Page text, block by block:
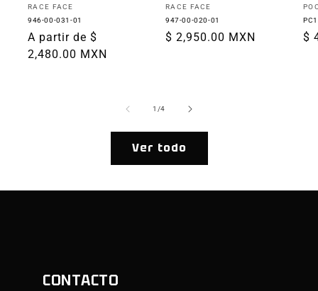
Proveedor:
RACE FACE
946-00-031-01
Precio
habitual
A partir de $
2,480.00 MXN
Proveedor:
RACE FACE
947-00-020-01
Precio
$ 2,950.00 MXN $
1 /de
4
Ver todo
CONTACTO